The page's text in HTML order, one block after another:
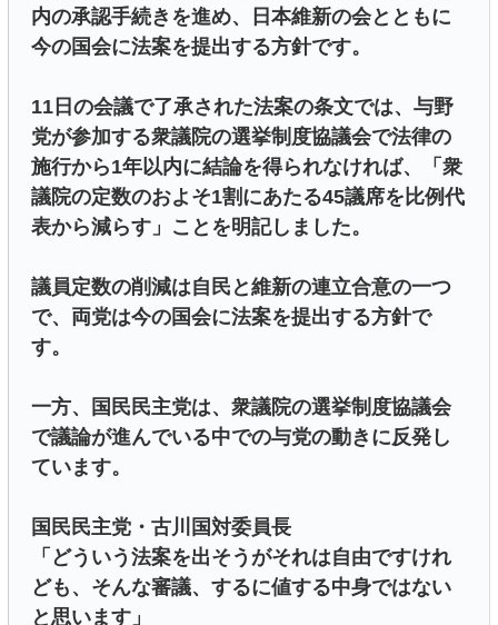
内の承認手続きを進め、日本維新の会とともに
今の国会に法案を提出する方針です。
11日の会議で了承された法案の条文では、与野
党が参加する衆議院の選挙制度協議会で法律の
施行から1年以内に結論を得られなければ、「衆
議院の定数のおよそ1割にあたる45議席を比例代
表から減らす」ことを明記しました。
議員定数の削減は自民と維新の連立合意の一つ
で、両党は今の国会に法案を提出する方針で
す。
一方、国民民主党は、衆議院の選挙制度協議会
で議論が進んでいる中での与党の動きに反発し
ています。
国民民主党・古川国対委員長
「どういう法案を出そうがそれは自由ですけれ
ども、そんな審議、するに値する中身ではない
と思います」